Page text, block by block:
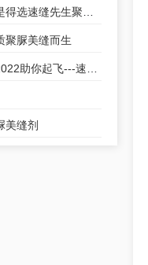
聚脲美缝而生
美缝剂